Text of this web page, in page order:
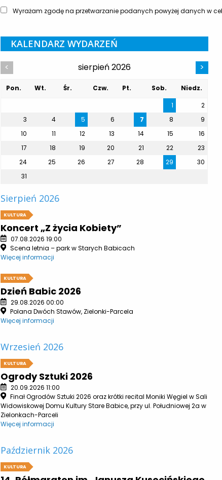
Wyrażam zgodę na przetwarzanie podanych powyżej danych w
KALENDARZ WYDARZEŃ
< sierpień 2026 >
Pon. Wt. Śr. Czw. Pt. Sob.
Niedz.
1
2
3
4 5 6 7 8
9
10
11 12 13 14 15
16
17
18 19 20 21 22
23
24
25 26 27 28 29
30
31
Sierpień 2026
KULTURA
Koncert „Z życia Kobiety”
07.08.2026 19:00
Scena letnia – park w Starych Babicach
Więcej informacji
KULTURA
Dzień Babic 2026
29.08.2026 00:00
Polana Dwóch Stawów, Zielonki-Parcela
Więcej informacji
Wrzesień 2026
KULTURA
Ogrody Sztuki 2026
20.09.2026 11:00
Finał Ogrodów Sztuki 2026 oraz krótki recital Moniki Węgiel w Sali
Widowiskowej Domu Kultury Stare Babice, przy ul. Południowej 2a w
Zielonkach-Parceli
Więcej informacji
Październik 2026
KULTURA